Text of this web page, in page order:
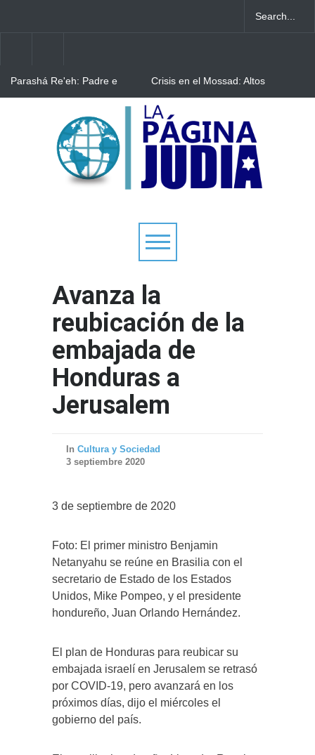
Parashá Re'eh: Padre e
Crisis en el Mossad: Altos
contra el director Roman
Gofman por la
reorganización de Irán
Bulgaria: Adolescentes
judíos italianos fueron
víctimas de un ataque
antisemita en medio de una
creciente hostilidad en toda
Avanza la
reubicación de la
embajada de
Honduras a
Jerusalem
In Cultura y Sociedad
3 septiembre 2020
3 de septiembre de 2020
Foto: El primer ministro Benjamin
Netanyahu se reúne en Brasilia con el
secretario de Estado de los Estados
Unidos, Mike Pompeo, y el presidente
hondureño, Juan Orlando Hernández.
El plan de Honduras para reubicar su
embajada israelí en Jerusalem se retrasó
por COVID-19, pero avanzará en los
próximos días, dijo el miércoles el
gobierno del país.